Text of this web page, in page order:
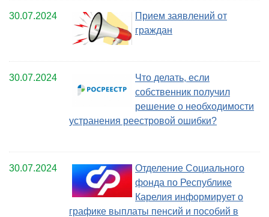
30.07.2024
Прием заявлений от
граждан
30.07.2024
Что делать, если
собственник получил
решение о необходимости
устранения реестровой ошибки?
30.07.2024
Отделение Социального
фонда по Республике
Карелия информирует о
графике выплаты пенсий и пособий в